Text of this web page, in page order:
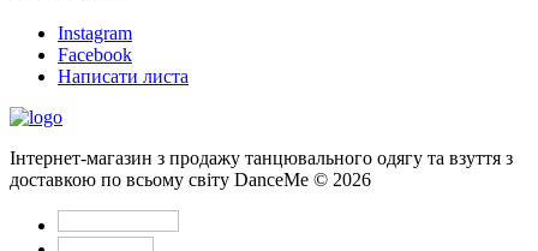
Instagram
Facebook
Написати листа
Інтернет-магазин з продажу танцювального одягу та взуття з
доставкою по всьому світу DanceMe © 2026